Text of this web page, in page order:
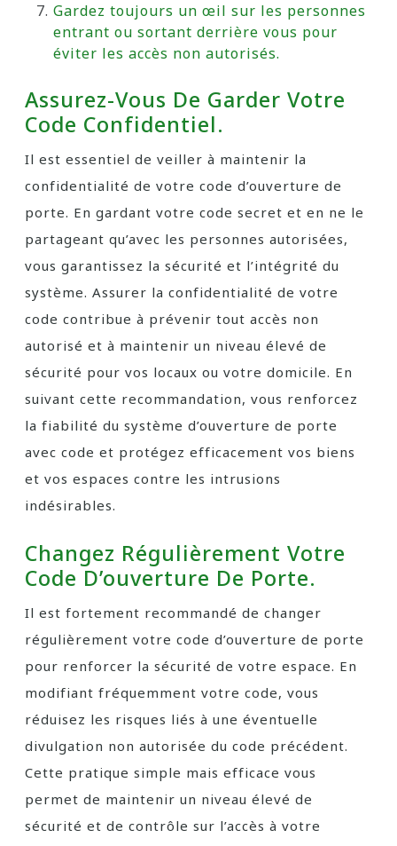
Gardez toujours un œil sur les personnes
entrant ou sortant derrière vous pour
éviter les accès non autorisés.
Assurez-Vous De Garder Votre
Code Confidentiel.
Il est essentiel de veiller à maintenir la
confidentialité de votre code d’ouverture de
porte. En gardant votre code secret et en ne le
partageant qu’avec les personnes autorisées,
vous garantissez la sécurité et l’intégrité du
système. Assurer la confidentialité de votre
code contribue à prévenir tout accès non
autorisé et à maintenir un niveau élevé de
sécurité pour vos locaux ou votre domicile. En
suivant cette recommandation, vous renforcez
la fiabilité du système d’ouverture de porte
avec code et protégez efficacement vos biens
et vos espaces contre les intrusions
indésirables.
Changez Régulièrement Votre
Code D’ouverture De Porte.
Il est fortement recommandé de changer
régulièrement votre code d’ouverture de porte
pour renforcer la sécurité de votre espace. En
modifiant fréquemment votre code, vous
réduisez les risques liés à une éventuelle
divulgation non autorisée du code précédent.
Cette pratique simple mais efficace vous
permet de maintenir un niveau élevé de
sécurité et de contrôle sur l’accès à votre